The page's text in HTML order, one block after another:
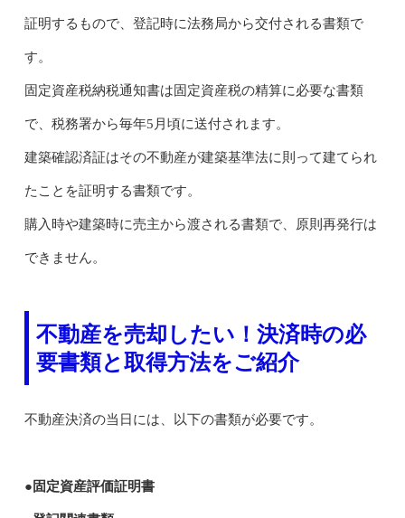
証明するもので、登記時に法務局から交付される書類で
す。
固定資産税納税通知書は固定資産税の精算に必要な書類
で、税務署から毎年5月頃に送付されます。
建築確認済証はその不動産が建築基準法に則って建てられ
たことを証明する書類です。
購入時や建築時に売主から渡される書類で、原則再発行は
できません。
不動産を売却したい！決済時の必
要書類と取得方法をご紹介
不動産決済の当日には、以下の書類が必要です。
●固定資産評価証明書